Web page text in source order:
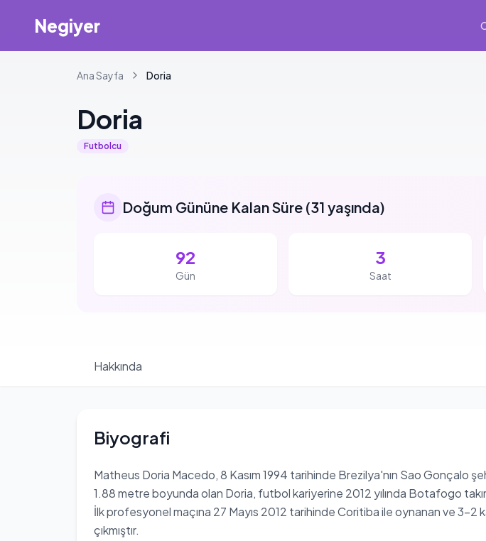
Negiyer
Ana Sayfa Doria
Doria
Futbolcu
Doğum Gününe Kalan Süre (31 yaşında)
92
Gün
3
Saat
Hakkında
Biyografi
Matheus Doria Macedo, 8 Kasım 1994 tarihinde Brezilya'nın Sao Gonçalo
1.88 metre boyunda olan Doria, futbol kariyerine 2012 yılında Botafogo
İlk profesyonel maçına 27 Mayıs 2012 tarihinde Coritiba ile oynanan ve 3-2
çıkmıştır.